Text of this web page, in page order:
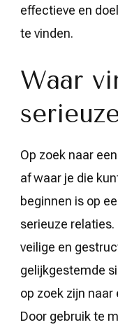
effectieve en
te vinden.
Waar
Op zoek naar
af waar je die
beginnen is op
serieuze
veilige en
gelijkgestemde
op zoek zijn
Door gebruik te